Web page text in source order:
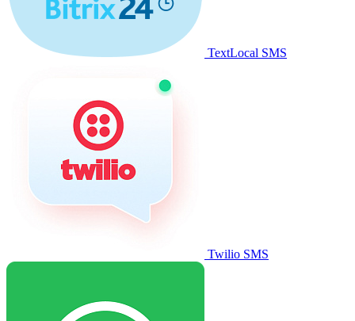
TextLocal SMS
Twilio SMS